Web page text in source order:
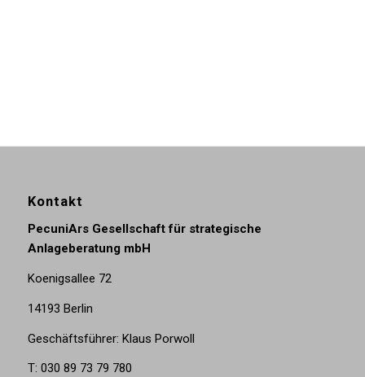
Kontakt
PecuniArs Gesellschaft für strategische
Anlageberatung mbH
Koenigsallee 72
14193 Berlin
Geschäftsführer: Klaus Porwoll
T: 030 89 73 79 780